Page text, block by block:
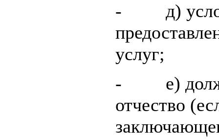
- д)
услуг;
- е)
отчество